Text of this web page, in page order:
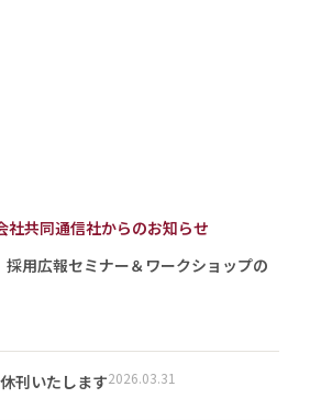
社共同通信社からのお知らせ
用広報セミナー＆ワークショップの
刊いたします2026.03.31